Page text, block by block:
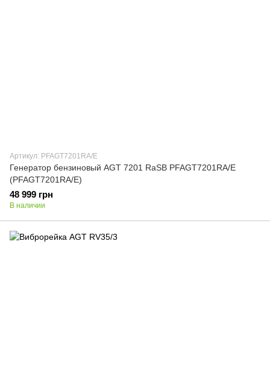
Артикул: PFAGT7201RA/E
Генератор бензиновый AGT 7201 RaSB PFAGT7201RA/E
(PFAGT7201RA/E)
48 999 грн
В наличии